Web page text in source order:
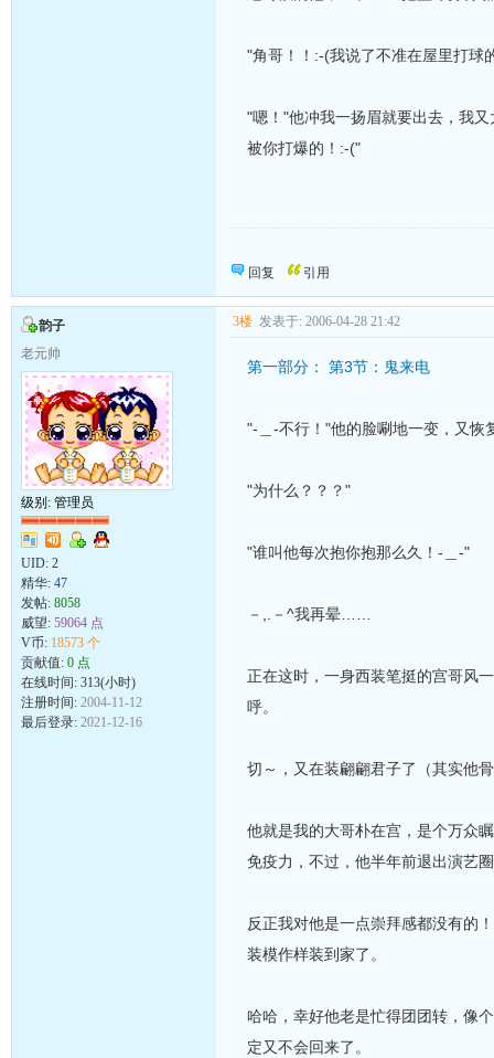
"角哥！！:-(我说了不准在屋里打球
"嗯！"他冲我一扬眉就要出去，我
被你打爆的！:-("
回复
引用
韵子
老元帅
级别: 管理员
UID: 2
精华: 47
发帖: 8058
威望: 59064 点
V币: 18573 个
贡献值: 0 点
在线时间: 313(小时)
注册时间: 2004-11-12
最后登录: 2021-12-16
3楼 发表于: 2006-04-28 21:42
第一部分： 第3节：鬼来电
"-＿-不行！"他的脸唰地一变，又恢
"为什么？？？"
"谁叫他每次抱你抱那么久！-＿-"
－,.－^我再晕……
正在这时，一身西装笔挺的宫哥风
呼。
切～，又在装翩翩君子了（其实他
他就是我的大哥朴在宫，是个万众
免疫力，不过，他半年前退出演艺
反正我对他是一点崇拜感都没有的
装模作样装到家了。
哈哈，幸好他老是忙得团团转，像
定又不会回来了。